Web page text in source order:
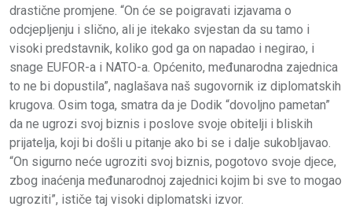
drastične promjene. “On će se poigravati izjavama o
odcjepljenju i slično, ali je itekako svjestan da su tamo i
visoki predstavnik, koliko god ga on napadao i negirao, i
snage EUFOR-a i NATO-a. Općenito, međunarodna zajednica
to ne bi dopustila”, naglašava naš sugovornik iz diplomatskih
krugova. Osim toga, smatra da je Dodik “dovoljno pametan”
da ne ugrozi svoj biznis i poslove svoje obitelji i bliskih
prijatelja, koji bi došli u pitanje ako bi se i dalje sukobljavao.
“On sigurno neće ugroziti svoj biznis, pogotovo svoje djece,
zbog inaćenja međunarodnoj zajednici kojim bi sve to mogao
ugroziti”, ističe taj visoki diplomatski izvor.